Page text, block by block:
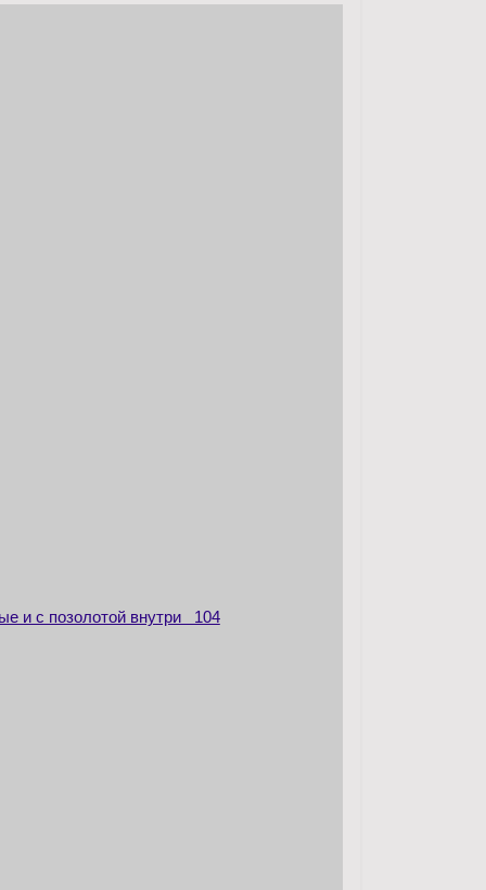
и с позолотой внутри 104